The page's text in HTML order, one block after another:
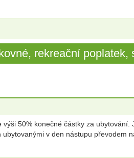
rekreační poplatek,
50% konečné částky za ubytování.
v den nástupu převodem